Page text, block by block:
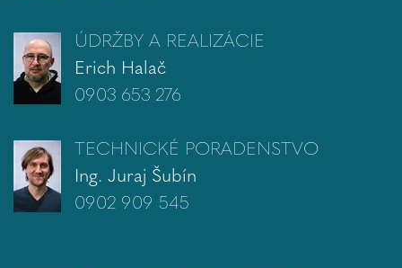
ÚDRŽBY A REALIZÁCIE
Erich Halač
0903 653 276
TECHNICKÉ PORADENSTVO
Ing. Juraj Šubín
0902 909 545